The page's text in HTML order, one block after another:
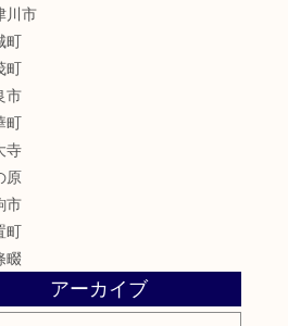
川市
町
町
市
町
寺
原
市
町
畷
アーカイブ